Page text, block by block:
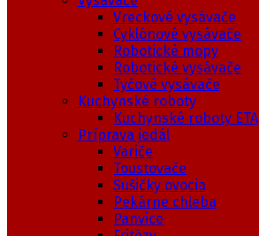
Vreckové vysávače
Cyklónové vysávače
Robotické mopy
Robotické vysávače
Tyčové vysávače
Kuchynské roboty
Kuchynské roboty ETA
Príprava jedál
Variče
Toustovače
Sušičky ovocia
Pekárne chleba
Panvice